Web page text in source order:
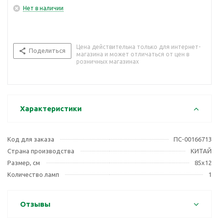
Нет в наличии
Поделиться
Цена действительна только для интернет-
магазина и может отличаться от цен в
розничных магазинах
Характеристики
Код для заказа
ПС-00166713
Страна производства
КИТАЙ
Размер, см
85х12
Количество ламп
1
Отзывы